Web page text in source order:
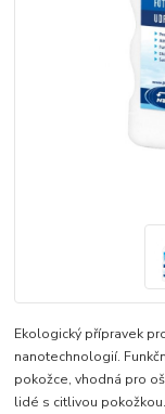
Ekologický přípravek
nanotechnologií.
pokožce, vhodná pro
lidé s citlivou